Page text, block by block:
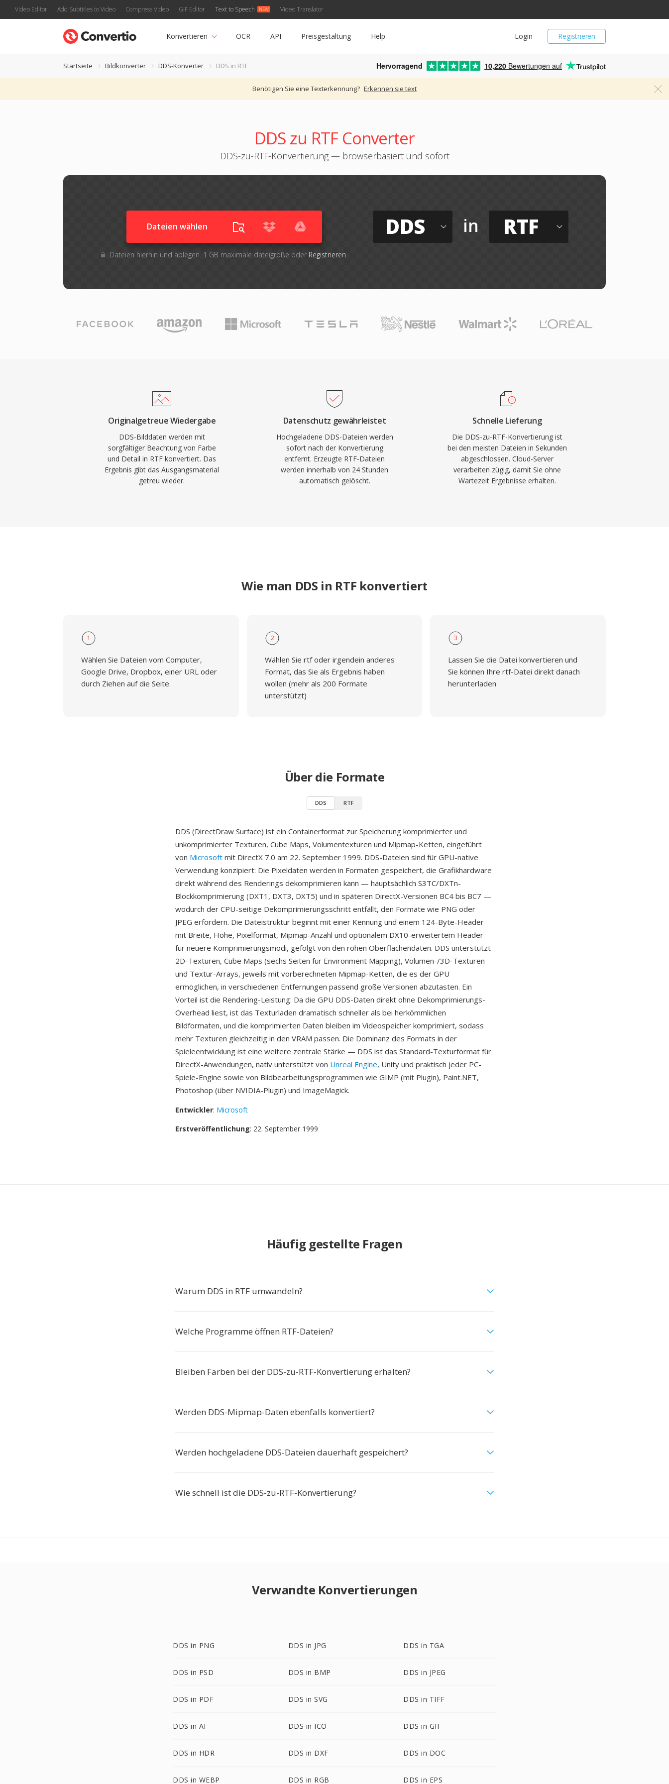
Video Editor Add Subtitles to Video Compress Video GIF Editor Text to Speech Video Translator
Registrieren
Login
Konvertieren OCR API Preisgestaltung Help
Startseite Bildkonverter DDS-Konverter DDS in RTF Hervorragend 10,220 Bewertungen auf
Benötigen Sie eine Texterkennung? Erkennen sie text
DDS zu RTF Converter
DDS-zu-RTF-Konvertierung — browserbasiert und sofort
Dateien wählen
Dateien hierhin und ablegen. 1 GB maximale dateigröße oder Registrieren
DDS in RTF
Originalgetreue Wiedergabe
DDS-Bilddaten werden mit
sorgfältiger Beachtung von Farbe
und Detail in RTF konvertiert. Das
Ergebnis gibt das Ausgangsmaterial
getreu wieder.
Datenschutz gewährleistet
Hochgeladene DDS-Dateien werden
sofort nach der Konvertierung
entfernt. Erzeugte RTF-Dateien
werden innerhalb von 24 Stunden
automatisch gelöscht.
Schnelle Lieferung
Die DDS-zu-RTF-Konvertierung ist
bei den meisten Dateien in Sekunden
abgeschlossen. Cloud-Server
verarbeiten zügig, damit Sie ohne
Wartezeit Ergebnisse erhalten.
Wie man DDS in RTF konvertiert
1
Wählen Sie Dateien vom Computer,
Google Drive, Dropbox, einer URL oder
durch Ziehen auf die Seite.
2
Wählen Sie rtf oder irgendein anderes
Format, das Sie als Ergebnis haben
wollen (mehr als 200 Formate
unterstützt)
3
Lassen Sie die Datei konvertieren und
Sie können Ihre rtf-Datei direkt danach
herunterladen
Über die Formate
DDS RTF
DDS (DirectDraw Surface) ist ein Containerformat zur Speicherung komprimierter und
unkomprimierter Texturen, Cube Maps, Volumentexturen und Mipmap-Ketten, eingeführt
von Microsoft mit DirectX 7.0 am 22. September 1999. DDS-Dateien sind für GPU-native
Verwendung konzipiert: Die Pixeldaten werden in Formaten gespeichert, die Grafikhardware
direkt während des Renderings dekomprimieren kann — hauptsächlich S3TC/DXTn-
Blockkomprimierung (DXT1, DXT3, DXT5) und in späteren DirectX-Versionen BC4 bis BC7 —
wodurch der CPU-seitige Dekomprimierungsschritt entfällt, den Formate wie PNG oder
JPEG erfordern. Die Dateistruktur beginnt mit einer Kennung und einem 124-Byte-Header
mit Breite, Höhe, Pixelformat, Mipmap-Anzahl und optionalem DX10-erweitertem Header
für neuere Komprimierungsmodi, gefolgt von den rohen Oberflächendaten. DDS unterstützt
2D-Texturen, Cube Maps (sechs Seiten für Environment Mapping), Volumen-/3D-Texturen
und Textur-Arrays, jeweils mit vorberechneten Mipmap-Ketten, die es der GPU
ermöglichen, in verschiedenen Entfernungen passend große Versionen abzutasten. Ein
Vorteil ist die Rendering-Leistung: Da die GPU DDS-Daten direkt ohne Dekomprimierungs-
Overhead liest, ist das Texturladen dramatisch schneller als bei herkömmlichen
Bildformaten, und die komprimierten Daten bleiben im Videospeicher komprimiert, sodass
mehr Texturen gleichzeitig in den VRAM passen. Die Dominanz des Formats in der
Spieleentwicklung ist eine weitere zentrale Stärke — DDS ist das Standard-Texturformat für
DirectX-Anwendungen, nativ unterstützt von Unreal Engine, Unity und praktisch jeder PC-
Spiele-Engine sowie von Bildbearbeitungsprogrammen wie GIMP (mit Plugin), Paint.NET,
Photoshop (über NVIDIA-Plugin) und ImageMagick.
Entwickler: Microsoft
Erstveröffentlichung: 22. September 1999
Häufig gestellte Fragen
Warum DDS in RTF umwandeln?
Welche Programme öffnen RTF-Dateien?
Bleiben Farben bei der DDS-zu-RTF-Konvertierung erhalten?
Werden DDS-Mipmap-Daten ebenfalls konvertiert?
Werden hochgeladene DDS-Dateien dauerhaft gespeichert?
Wie schnell ist die DDS-zu-RTF-Konvertierung?
Verwandte Konvertierungen
DDS in PNG DDS in JPG DDS in TGA
DDS in PSD DDS in BMP DDS in JPEG
DDS in PDF DDS in SVG DDS in TIFF
DDS in AI DDS in ICO DDS in GIF
DDS in HDR DDS in DXF DDS in DOC
DDS in WEBP DDS in RGB DDS in EPS